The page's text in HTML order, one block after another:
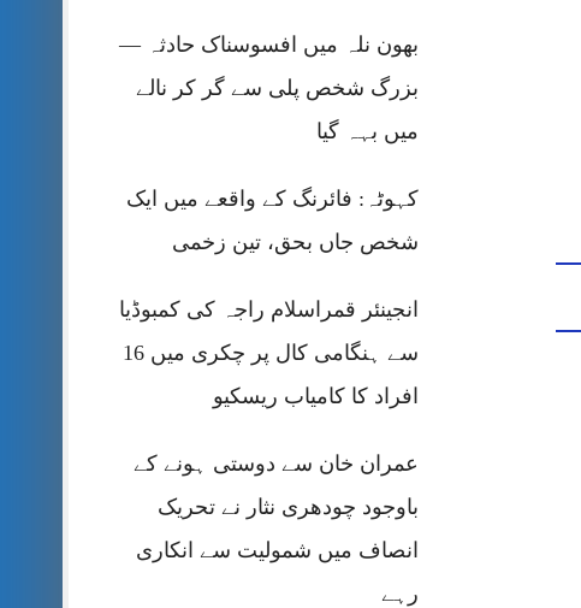
بھون نلہ میں افسوسناک حادثہ —
بزرگ شخص پلی سے گر کر نالے
میں بہہ گیا
کہوٹہ: فائرنگ کے واقعے میں ایک
شخص جاں بحق، تین زخمی
انجینئر قمراسلام راجہ کی کمبوڈیا
سے ہنگامی کال پر چکری میں 16
افراد کا کامیاب ریسکیو
عمران خان سے دوستی ہونے کے
باوجود چودھری نثار نے تحریک
انصاف میں شمولیت سے انکاری
رہے